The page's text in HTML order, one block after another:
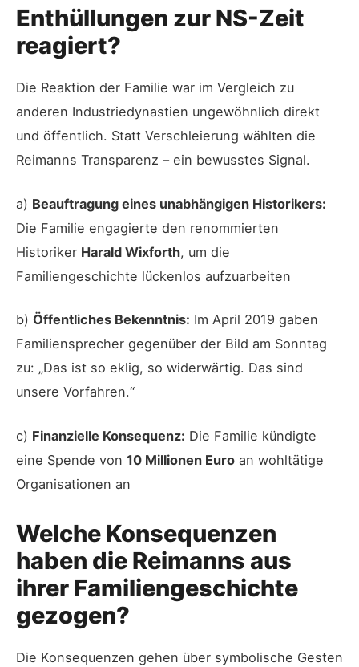
Enthüllungen zur NS-Zeit
reagiert?
Die Reaktion der Familie war im Vergleich zu
anderen Industriedynastien ungewöhnlich direkt
und öffentlich. Statt Verschleierung wählten die
Reimanns Transparenz – ein bewusstes Signal.
a) Beauftragung eines unabhängigen Historikers:
Die Familie engagierte den renommierten
Historiker Harald Wixforth, um die
Familiengeschichte lückenlos aufzuarbeiten
b) Öffentliches Bekenntnis: Im April 2019 gaben
Familiensprecher gegenüber der Bild am Sonntag
zu: „Das ist so eklig, so widerwärtig. Das sind
unsere Vorfahren.“
c) Finanzielle Konsequenz: Die Familie kündigte
eine Spende von 10 Millionen Euro an wohltätige
Organisationen an
Welche Konsequenzen
haben die Reimanns aus
ihrer Familiengeschichte
gezogen?
Die Konsequenzen gehen über symbolische Gesten